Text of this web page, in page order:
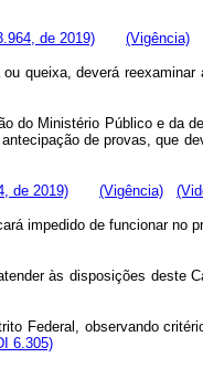
de 2019) (Vigência)
queixa, deverá
do Ministério Público e da
de provas, que
de 2019) (Vigência)
impedido de funcionar
atender às disposições
Federal, observando
6.305)